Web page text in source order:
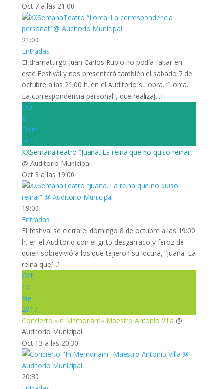
Oct 7 a las 21:00
21:00
Entradas
El dramaturgo Juan Carlos Rubio no podía faltar en
este Festival y nos presentará también el sábado 7 de
octubre a las 21:00 h. en el Auditorio su obra, “Lorca.
La correspondencia personal”, que realiza[...]
Oct
8
Dom
2017
XXSemanaTeatro “Juana. La reina que no quiso reinar”
@ Auditorio Municipal
Oct 8 a las 19:00
19:00
Entradas
El festival se cierra el domingo 8 de octubre a las 19:00
h. en el Auditorio con el grito desgarrado y feroz de
quien sobrevivió a los que tejieron su locura, “Juana. La
reina que[...]
Oct
13
Vie
2017
Concierto «In Memoriam» Maestro Antonio Villa @
Auditorio Municipal
Oct 13 a las 20:30
20:30